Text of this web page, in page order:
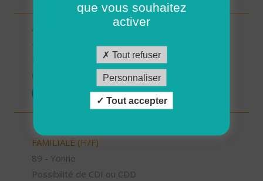
AUXILIAIRE DE VIE SOCIALE (H/F)
Possibilité de CDI ou CDD
TECHNICIEN D’INTERVENTION SOCIALE ET
FAMILIALE (H/F)
89 - Yonne
Possibilité de CDI ou CDD
que vous souhaitez
activer
Tout refuser
Personnaliser
Tout accepter